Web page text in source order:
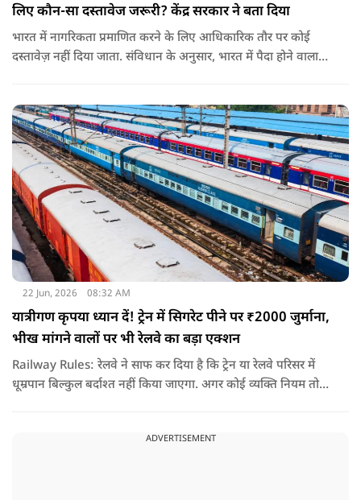
लिए कौन-सा दस्तावेज जरूरी? केंद्र सरकार ने बता दिया
भारत में नागरिकता प्रमाणित करने के लिए आधिकारिक तौर पर कोई
दस्तावेज़ नहीं दिया जाता. संविधान के अनुसार, भारत में पैदा होने वाला
22 Jun, 2026 08:32 AM
यात्रीगण कृपया ध्यान दें! ट्रेन में सिगरेट पीने पर ₹2000 जुर्माना,
भीख मांगने वालों पर भी रेलवे का बड़ा एक्शन
Railway Rules: रेलवे ने साफ कर दिया है कि ट्रेन या रेलवे परिसर में
धूम्रपान बिल्कुल बर्दाश्त नहीं किया जाएगा. अगर कोई व्यक्ति नियम तोड़ते
ADVERTISEMENT